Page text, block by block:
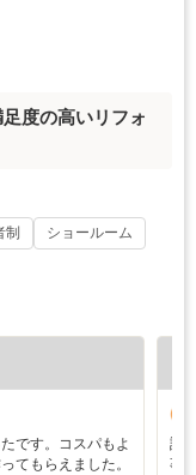
度の高いリフォ
制
ショールーム
です。コスパもよ
てもらえました。
設
事